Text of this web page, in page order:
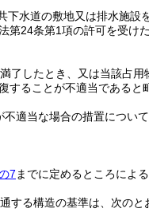
下水道の敷地又は排水施設
第24条第1項の許可を受け
了したとき、又は当該占用
することが不適当であると
適当な場合の措置につい
7 までに定めるところによる
する構造の基準は、次のと